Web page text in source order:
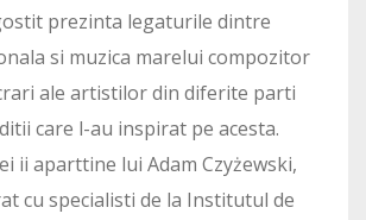
prezinta legaturile dintre
si muzica marelui compozitor
ale artistilor din diferite parti
care l-au inspirat pe acesta.
ii aparttine lui Adam Czyżewski,
cu specialisti de la Institutul de